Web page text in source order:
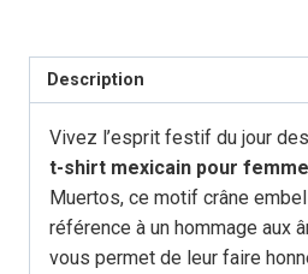
Description
Vivez l’esprit festif du jour
t-shirt mexicain pour femme
Muertos, ce motif crâne
référence à un hommage aux
vous permet de leur faire